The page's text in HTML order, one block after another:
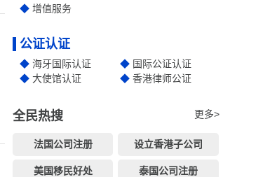
增值服务
公证认证
海牙国际认证
国际公证认证
大使馆认证
香港律师公证
全民热搜 更多>
法国公司注册 设立香港子公司
美国移民好处 泰国公司注册